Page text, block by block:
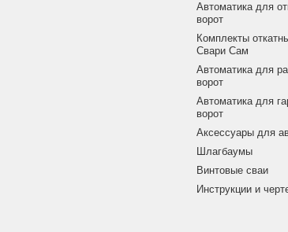
Автоматика для
ворот
Комплекты
Свари Сам
Автоматика для
ворот
Автоматика для
ворот
Аксессуары для
Шлагбаумы
Винтовые сваи
Инструкции и